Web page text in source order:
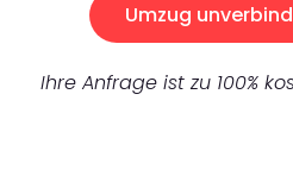
Umzug
Ihre Anfrage ist zu 100%